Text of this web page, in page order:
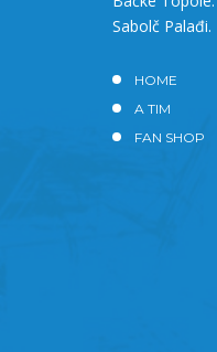
Sabolč Palađi.
HOME
A TIM
FAN SHOP